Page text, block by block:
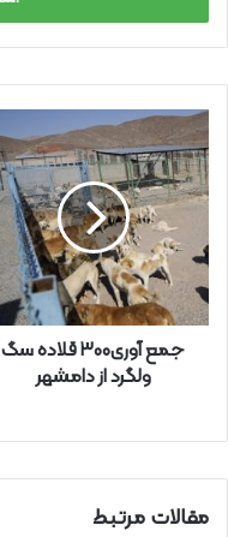
ا
ی
ل
خ
و
د
ا
ا
ر
جمع آوری۳۰۰ قلاده سگ
ولگرد از دامشهر
مقالات مرتبط